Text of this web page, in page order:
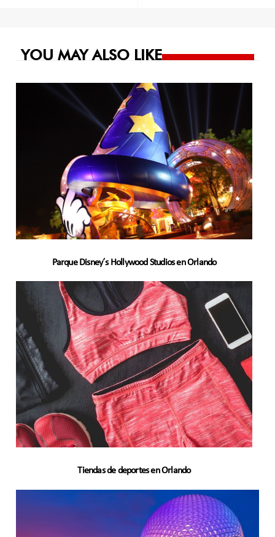
YOU MAY ALSO LIKE
Parque Disney´s Hollywood Studios en Orlando
Tiendas de deportes en Orlando